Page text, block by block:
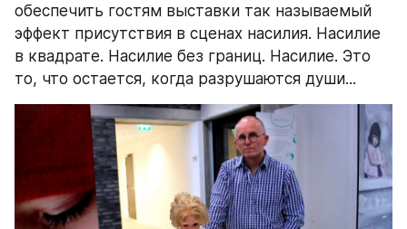
обеспечить гостям выставки так называемый
эффект присутствия в сценах насилия. Насилие
в квадрате. Насилие без границ. Насилие. Это
то, что остается, когда разрушаются души...